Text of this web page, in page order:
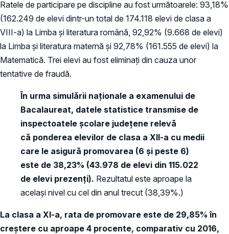
Ratele de participare pe discipline au fost următoarele: 93,18%
(162.249 de elevi dintr-un total de 174.118 elevi de clasa a
VIII-a) la Limba și literatura română, 92,92% (9.668 de elevi)
la Limba și literatura maternă și 92,78% (161.555 de elevi) la
Matematică. Trei elevi au fost eliminați din cauza unor
tentative de fraudă.
În urma simulării naționale a examenului de
Bacalaureat, datele statistice transmise de
inspectoatele școlare județene relevă
că ponderea elevilor de clasa a XII-a cu medii
care le asigură promovarea (6 şi peste 6)
este de 38,23% (43.978 de elevi din 115.022
de elevi prezenţi). Rezultatul este aproape la
acelaşi nivel cu cel din anul trecut (38,39%.)
La clasa a XI-a, rata de promovare este de 29,85% în
creștere cu aproape 4 procente, comparativ cu 2016,